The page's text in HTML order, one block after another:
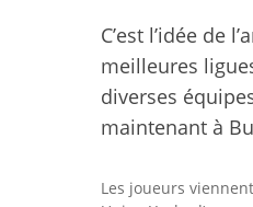
C’est l’idée de
meilleures
diverses
maintenant à
Les joueurs